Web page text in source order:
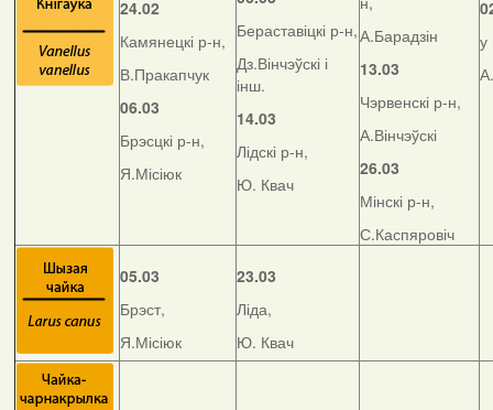
24.02
Камянецкі р-н,
В.Пракапчук
06.03
Брэсцкі р-н,
Я.Місіюк
Бераставіцкі р-н,
Дз.Вінчэўскі і
інш.
14.03
Лідскі р-н,
Ю. Квач
А.Барадзін
13.03
Чэрвенскі р-н,
А.Вінчэўскі
26.03
Мінскі р-н,
С.Каспяровіч
у
05.03
Брэст,
Я.Місіюк
23.03
Ліда,
Ю. Квач